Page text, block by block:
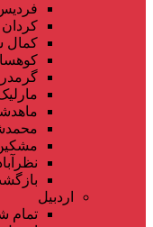
کردان
کمال
اردبیل
تمام